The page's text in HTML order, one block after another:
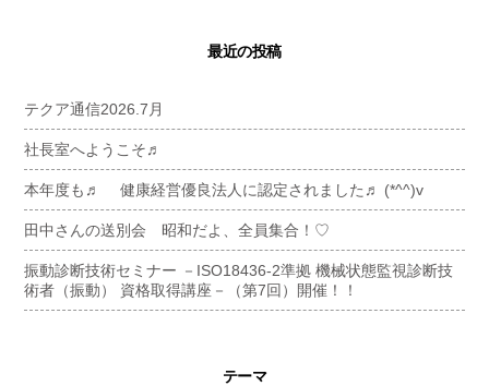
最近の投稿
テクア通信2026.7月
社長室へようこそ♬
本年度も♬ 健康経営優良法人に認定されました♬ (*^^)v
田中さんの送別会 昭和だよ、全員集合！♡
振動診断技術セミナー －ISO18436-2準拠 機械状態監視診断技
術者（振動） 資格取得講座－（第7回）開催！！
テーマ